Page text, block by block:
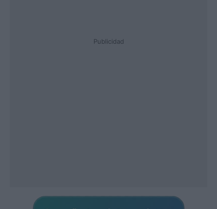
Publicidad